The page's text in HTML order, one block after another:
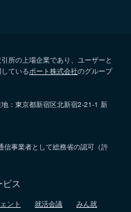
所の上場企業であり、ユーザーと
ているポート株式会社のグループ
：東京都新宿区北新宿2-21-1 新
信事業者として総務省の認可（許